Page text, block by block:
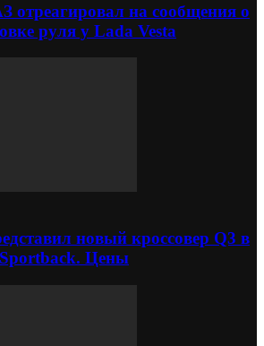
отреагировал на сообщения о
руля у Lada Vesta
новый кроссовер Q3 в
Цены